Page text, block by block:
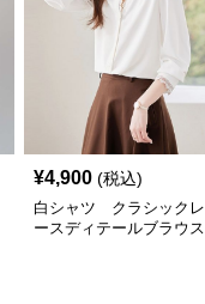
¥4,900 (税込)
白シャツ クラシックレ
ースディテールブラウス